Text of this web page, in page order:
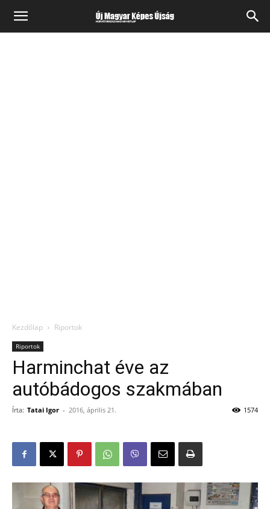
Kezdőlap Riportok
Riportok
Harminchat éve az
autóbádogos szakmában
Írta: Tatai Igor - 2016, április 21. 1574